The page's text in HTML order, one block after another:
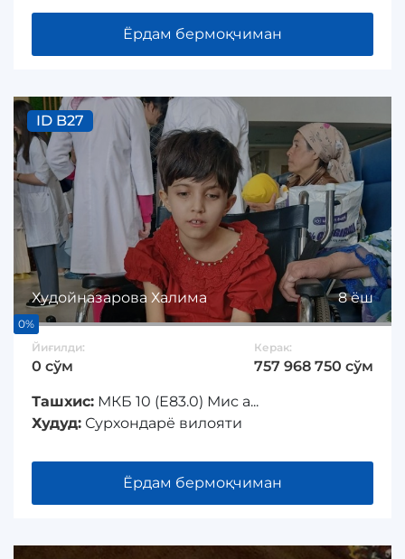
Ёрдам бермоқчиман
Худойназарова Халима 8 ёш
ID B27
0%
Йиғилди:
0 сўм
Керак:
757 968 750 сўм
Ташхис: МКБ 10 (Е83.0) Мис а...
Худуд: Сурхондарё вилояти
Ёрдам бермоқчиман